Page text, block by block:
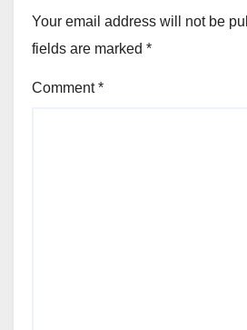
Your email address will not be
fields are marked *
Comment*